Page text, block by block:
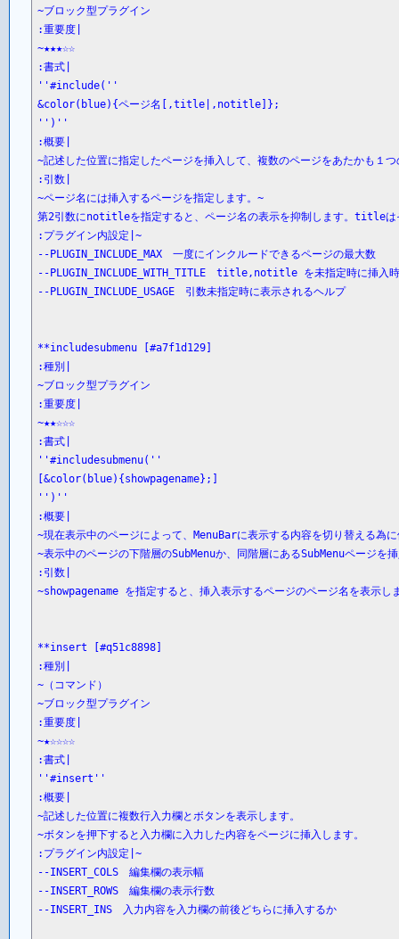
~ブロック型プラグイン
:重要度|
~★★★☆☆
:書式|
''#include(''
&color(blue){ページ名[,title|,notitle]};
'')''
:概要|
~記述した位置に指定したページを挿入して、複数のページをあたかも１
:引数|
~ページ名には挿入するページを指定します。~
第2引数にnotitleを指定すると、ページ名の表示を抑制します。titleは
:プラグイン内設定|~
--PLUGIN_INCLUDE_MAX　一度にインクルードできるページの最大数
--PLUGIN_INCLUDE_WITH_TITLE　title,notitle を未指定時に挿入時
--PLUGIN_INCLUDE_USAGE　引数未指定時に表示されるヘルプ
**includesubmenu [#a7f1d129]
:種別|
~ブロック型プラグイン
:重要度|
~★★☆☆☆
:書式|
''#includesubmenu(''
[&color(blue){showpagename};]
'')''
:概要|
~現在表示中のページによって、MenuBarに表示する内容を切り替える為
~表示中のページの下階層のSubMenuか、同階層にあるSubMenuページを
:引数|
~showpagename を指定すると、挿入表示するページのページ名を表示し
**insert [#q51c8898]
:種別|
~（コマンド）
~ブロック型プラグイン
:重要度|
~★☆☆☆☆
:書式|
''#insert''
:概要|
~記述した位置に複数行入力欄とボタンを表示します。
~ボタンを押下すると入力欄に入力した内容をページに挿入します。
:プラグイン内設定|~
--INSERT_COLS　編集欄の表示幅
--INSERT_ROWS　編集欄の表示行数
--INSERT_INS　入力内容を入力欄の前後どちらに挿入するか